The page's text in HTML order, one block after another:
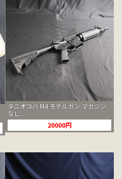
タニオコバ M4 モデルガン マガジン
なし...
20000円